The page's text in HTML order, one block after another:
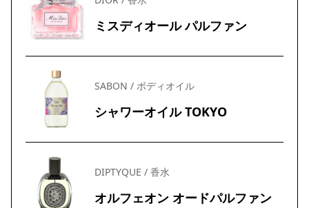
ミスディオール パルファン
SABON / ボディオイル
シャワーオイル TOKYO
DIPTYQUE / 香水
オルフェオン オードパルファン